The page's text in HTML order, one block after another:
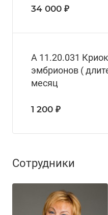
34 000 ₽
А 11.20.031
эмбрионов (
месяц
1 200 ₽
Сотрудники